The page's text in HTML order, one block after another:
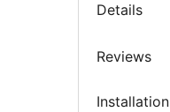
Details
Reviews
Installation